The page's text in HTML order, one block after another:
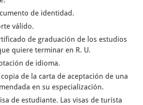
de identidad.
válido.
de graduación de los estudios
quiere terminar en R. U.
de idioma.
de la carta de aceptación de una
en su especialización.
de estudiante. Las visas de turista